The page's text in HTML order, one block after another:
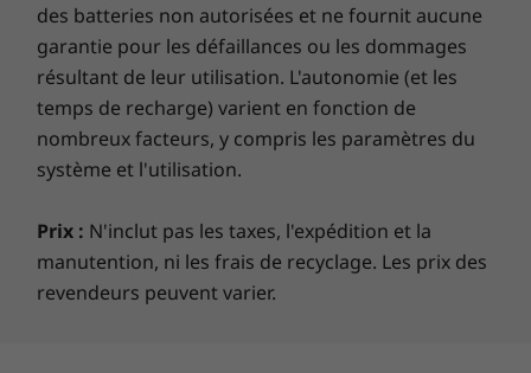
des batteries non autorisées et ne fournit aucune
garantie pour les défaillances ou les dommages
résultant de leur utilisation. L'autonomie (et les
temps de recharge) varient en fonction de
nombreux facteurs, y compris les paramètres du
système et l'utilisation.
Prix : N'inclut pas les taxes, l'expédition et la
manutention, ni les frais de recyclage. Les prix des
revendeurs peuvent varier.